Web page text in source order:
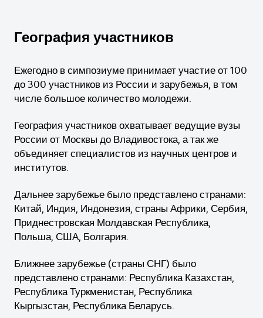
География участников
Ежегодно в симпозиуме принимает участие от 100
до 300 участников из России и зарубежья, в том
числе большое количество молодежи.
География участников охватывает ведущие вузы
России от Москвы до Владивостока, а так же
объединяет специалистов из научных центров и
институтов.
Дальнее зарубежье было представлено странами:
Китай, Индия, Индонезия, страны Африки, Сербия,
Приднестровская Молдавская Республика,
Польша, США, Болгария.
Ближнее зарубежье (страны СНГ) было
представлено странами: Республика Казахстан,
Республика Туркменистан, Республика
Кыргызстан, Республика Беларусь.